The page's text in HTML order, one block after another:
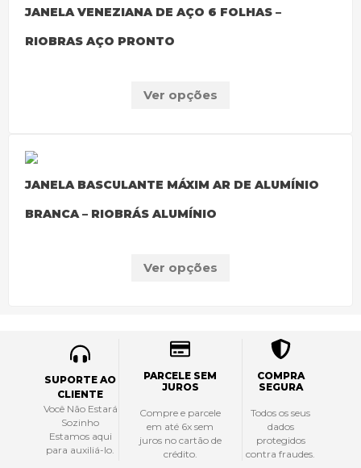
JANELA VENEZIANA DE AÇO 6 FOLHAS –
RIOBRAS AÇO PRONTO
Ver opções
JANELA BASCULANTE MÁXIM AR DE ALUMÍNIO
BRANCA – RIOBRÁS ALUMÍNIO
Ver opções
SUPORTE AO
CLIENTE
Você Não Estará
Sozinho
Estamos aqui
para auxiliá-lo.
PARCELE SEM
JUROS
Compre e parcele
em até 6x sem
juros no cartão de
crédito.
COMPRA
SEGURA
Todos os seus
dados
protegidos
contra fraudes.